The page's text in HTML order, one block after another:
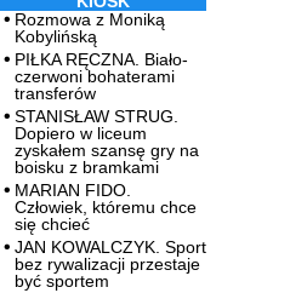
Rozmowa z Moniką
Kobylińską
PIŁKA RĘCZNA. Biało-
czerwoni bohaterami
transferów
STANISŁAW STRUG.
Dopiero w liceum
zyskałem szansę gry na
boisku z bramkami
MARIAN FIDO.
Człowiek, któremu chce
się chcieć
JAN KOWALCZYK. Sport
bez rywalizacji przestaje
być sportem